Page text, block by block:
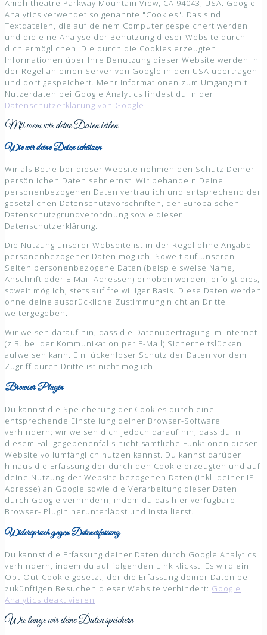
Amphitheatre Parkway Mountain View, CA 94043, USA. Google
Analytics verwendet so genannte "Cookies". Das sind
Textdateien, die auf deinem Computer gespeichert werden
und die eine Analyse der Benutzung dieser Website durch
dich ermöglichen. Die durch die Cookies erzeugten
Informationen über Ihre Benutzung dieser Website werden in
der Regel an einen Server von Google in den USA übertragen
und dort gespeichert. Mehr Informationen zum Umgang mit
Nutzerdaten bei Google Analytics findest du in der
Datenschutzerklärung von Google.
Mit wem wir deine Daten teilen
Wie wir deine Daten schützen
Wir als Betreiber dieser Website nehmen den Schutz Deiner
persönlichen Daten sehr ernst. Wir behandeln Deine
personenbezogenen Daten vertraulich und entsprechend der
gesetzlichen Datenschutzvorschriften, der Europäischen
Datenschutzgrundverordnung sowie dieser
Datenschutzerklärung.
Die Nutzung unserer Webseite ist in der Regel ohne Angabe
personenbezogener Daten möglich. Soweit auf unseren
Seiten personenbezogene Daten (beispielsweise Name,
Anschrift oder E-Mail-Adressen) erhoben werden, erfolgt dies,
soweit möglich, stets auf freiwilliger Basis. Diese Daten werden
ohne deine ausdrückliche Zustimmung nicht an Dritte
weitergegeben.
Wir weisen darauf hin, dass die Datenübertragung im Internet
(z.B. bei der Kommunikation per E-Mail) Sicherheitslücken
aufweisen kann. Ein lückenloser Schutz der Daten vor dem
Zugriff durch Dritte ist nicht möglich.
Browser Plugin
Du kannst die Speicherung der Cookies durch eine
entsprechende Einstellung deiner Browser-Software
verhindern; wir weisen dich jedoch darauf hin, dass du in
diesem Fall gegebenenfalls nicht sämtliche Funktionen dieser
Website vollumfänglich nutzen kannst. Du kannst darüber
hinaus die Erfassung der durch den Cookie erzeugten und auf
deine Nutzung der Website bezogenen Daten (inkl. deiner IP-
Adresse) an Google sowie die Verarbeitung dieser Daten
durch Google verhindern, indem du das hier verfügbare
Browser- Plugin herunterlädst und installierst.
Widerspruch gegen Datenerfassung
Du kannst die Erfassung deiner Daten durch Google Analytics
verhindern, indem du auf folgenden Link klickst. Es wird ein
Opt-Out-Cookie gesetzt, der die Erfassung deiner Daten bei
zukünftigen Besuchen dieser Website verhindert: Google
Analytics deaktivieren
Wie lange wir deine Daten speichern